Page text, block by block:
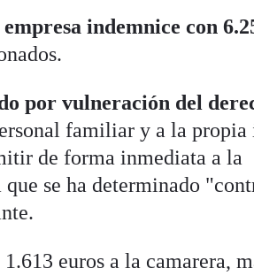
indemnice con
por vulneración del
familiar y a la propia
de forma inmediata a la
se ha determinado
euros a la camarera,